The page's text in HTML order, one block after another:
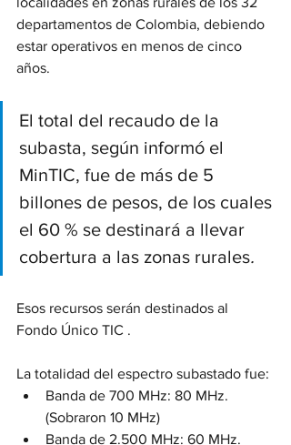
departamentos de Colombia, debiendo
estar operativos en menos de cinco
años.
El total del recaudo de la
subasta, según informó el
MinTIC, fue de más de 5
billones de pesos, de los cuales
el 60 % se destinará a llevar
cobertura a las zonas rurales.
Esos recursos serán destinados al
Fondo Único TIC .
La totalidad del espectro subastado fue:
Banda de 700 MHz: 80 MHz.
(Sobraron 10 MHz)
Banda de 2.500 MHz: 60 MHz.